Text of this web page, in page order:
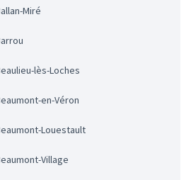
Ballan-Miré
Barrou
Beaulieu-lès-Loches
Beaumont-en-Véron
Beaumont-Louestault
Beaumont-Village